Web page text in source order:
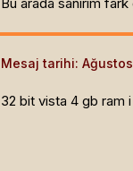
Bu arada sanırım
Mesaj tarihi:
32 bit vista 4 gb ram